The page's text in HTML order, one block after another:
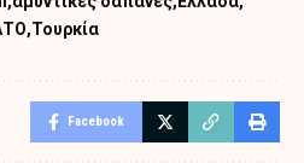
Τουρκία
Facebook